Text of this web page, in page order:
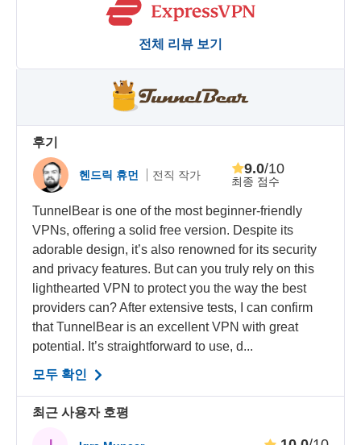
전체 리뷰 보기
후기
헨드릭 휴먼 전직 작가 최종 점수
9.0/10
TunnelBear is one of the most beginner-friendly
VPNs, offering a solid free version. Despite its
adorable design, it’s also renowned for its security
and privacy features. But can you truly rely on this
lighthearted VPN to protect you the way the best
providers can? After extensive tests, I can confirm
that TunnelBear is an excellent VPN with great
potential. It’s straightforward to use, d...
모두 확인
최근 사용자 호평